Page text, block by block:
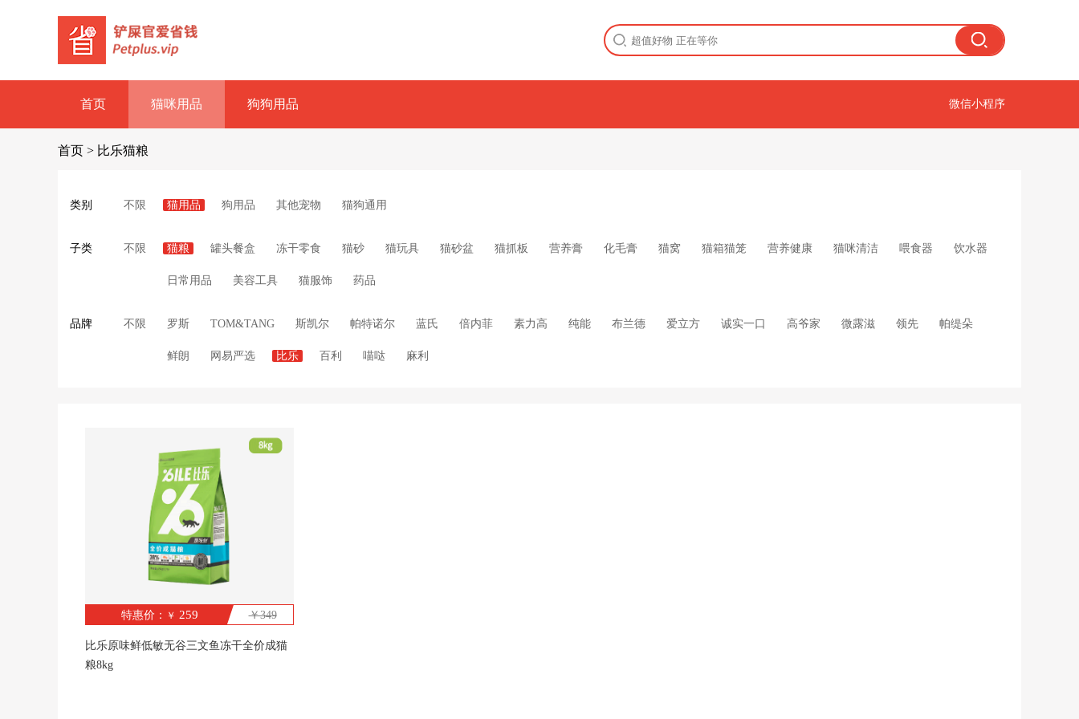
首页 猫咪用品 狗狗用品 微信小程序
首页 > 比乐猫粮
类别 不限 猫用品 狗用品 其他宠物 猫狗通用
子类 不限 猫粮 罐头餐盒 冻干零食 猫砂 猫玩具 猫砂盆 猫抓板 营养膏 化毛膏 猫窝 猫箱猫笼 营养健康 猫咪清洁 喂食器 饮水器
日常用品 美容工具 猫服饰 药品
品牌 不限 罗斯 TOM&TANG 斯凯尔 帕特诺尔 蓝氏 倍内菲 素力高 纯能 布兰德 爱立方 诚实一口 高爷家 微露滋 领先 帕缇朵
鲜朗 网易严选 比乐 百利 喵哒 麻利
特惠价： ￥ 259 ￥349
比乐原味鲜低敏无谷三文鱼冻干全价成猫
粮8kg